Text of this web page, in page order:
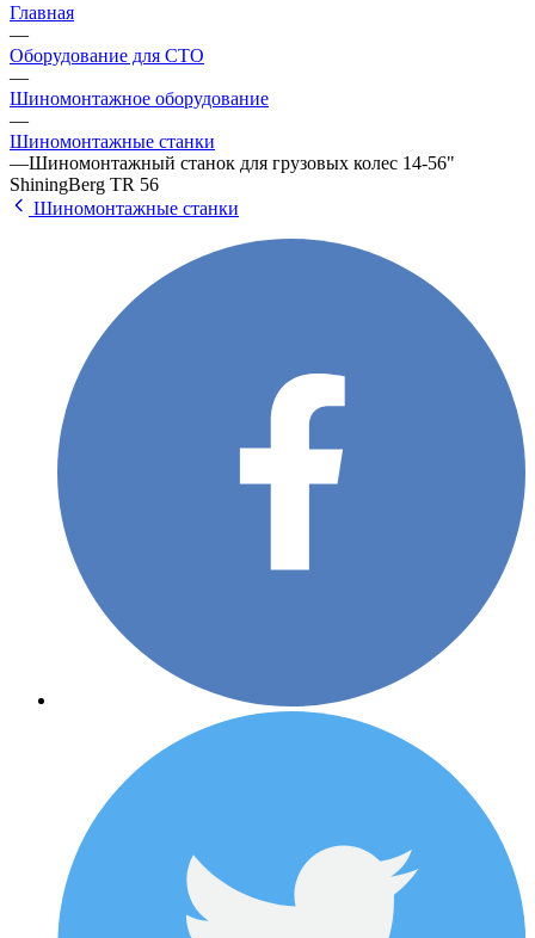
Главная
—
Оборудование для СТО
—
Шиномонтажное оборудование
—
Шиномонтажные станки
—Шиномонтажный станок для грузовых колес 14-56"
ShiningBerg TR 56
Шиномонтажные станки